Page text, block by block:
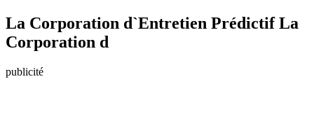
La Corporation d`Entretien Prédictif La
Corporation d
publicité